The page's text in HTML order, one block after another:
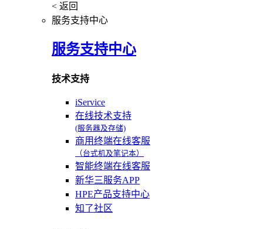
< 返回
服务支持中心
服务支持中心
技术支持
iService
在线技术支持
(服务器及存储)
商用终端在线客服
（台式机及笔记本）
智能终端在线客服
新华三服务APP
HPE产品支持中心
知了社区